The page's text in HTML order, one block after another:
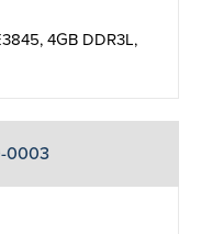
4GB DDR3L,
0003